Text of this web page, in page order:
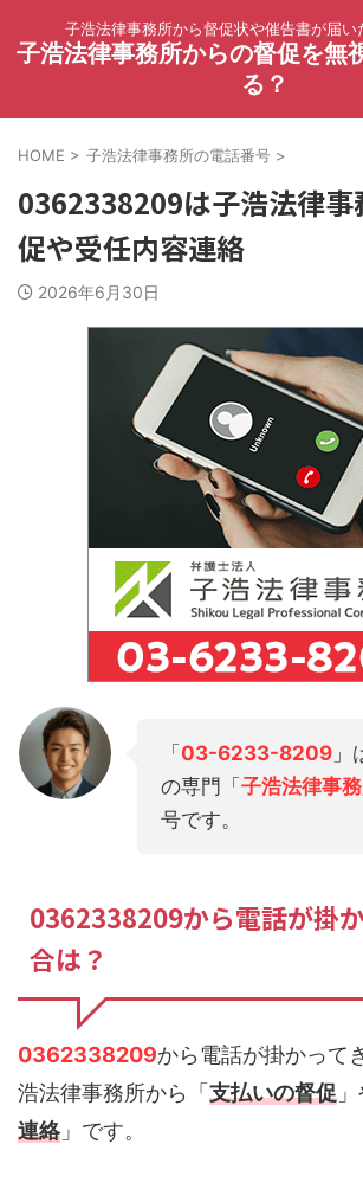
子浩法律事務所から督促状や催告書が届い
子浩法律事務所からの督促を無
る？
HOME > 子浩法律事務所の電話番号 >
0362338209は子浩法律事
促や受任内容連絡
2026年6月30日
「 03-6233-8209 」
の専門「 子浩法律事
号です。
0362338209から電話が掛
合は？
0362338209から電話が掛かって
浩法律事務所から「 支払いの督促
連絡」です。